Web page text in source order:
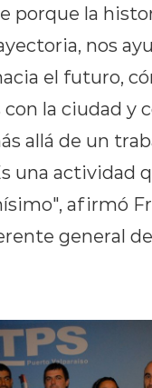
porque la
nos
el futuro,
la ciudad y
allá de un
una actividad
afirmó
general